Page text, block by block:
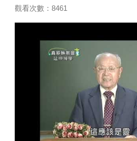
觀看次數：8461